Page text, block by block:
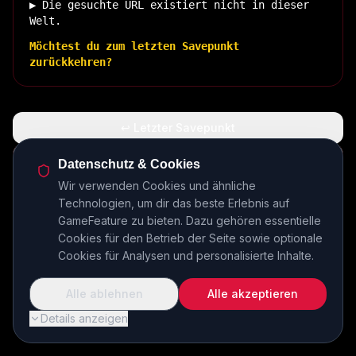
▶ Die gesuchte URL existiert nicht in dieser
Welt.
Möchtest du zum letzten Savepunkt
zurückkehren?
🏠 Zurück zur Basis
INSERT COIN TO CONTINUE...
Datenschutz & Cookies
Wir verwenden Cookies und ähnliche
Technologien, um dir das beste Erlebnis auf
GameFeature zu bieten. Dazu gehören essentielle
Cookies für den Betrieb der Seite sowie optionale
Cookies für Analysen und personalisierte Inhalte.
Details anzeigen
Alle ablehnen Alle akzeptieren